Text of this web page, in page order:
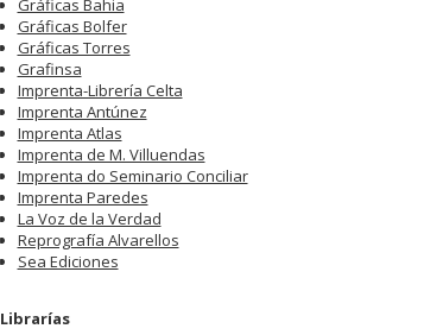
Gráficas Bahia
Gráficas Bolfer
Gráficas Torres
Grafinsa
Imprenta-Librería Celta
Imprenta Antúnez
Imprenta Atlas
Imprenta de M. Villuendas
Imprenta do Seminario Conciliar
Imprenta Paredes
La Voz de la Verdad
Reprografía Alvarellos
Sea Ediciones
Librarías